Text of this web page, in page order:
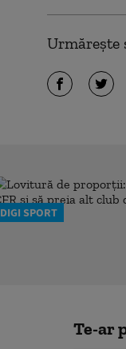
Urmărește
DIGI SPORT
Te-ar